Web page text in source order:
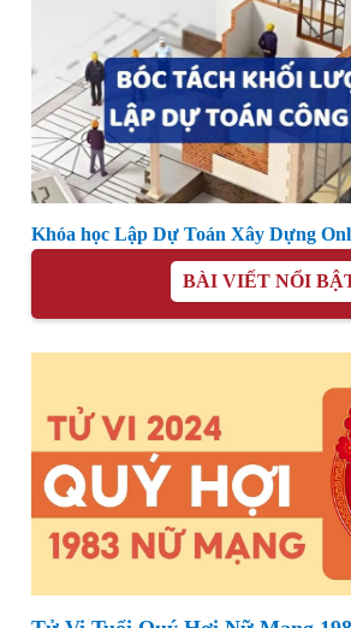
Khóa học Lập Dự Toán Xây Dựng
BÀI VIẾT NỔI